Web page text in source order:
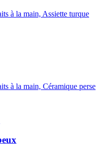
à la main, Assiette turque
à la main, Céramique perse